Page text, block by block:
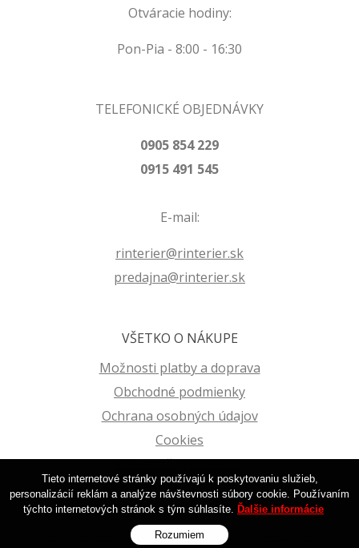
Otváracie hodiny:
Pon-Pia - 8:00 - 16:30
TELEFONICKÉ OBJEDNÁVKY
0905 854 229
0915 491 545
E-mail:
rinterier@rinterier.sk
predajna@rinterier.sk
VŠETKO O NÁKUPE
Možnosti platby a doprava
Obchodné podmienky
Ochrana osobných údajov
Cookies
Reklamačný poriadok
© 2026 Farby | Laky | Tapety na stenu | R-Interier Zvolen | Eshop •tvorba
eshopu cez UNIobchod
webhostingspoločnosti
Tieto internetové stránky používajú k poskytovaniu služieb,
personalizácií reklám a analýze návštevnosti súbory cookie. Používaním
týchto internetových stránok s tým súhlasíte. Ďalšie informácie
Rozumiem